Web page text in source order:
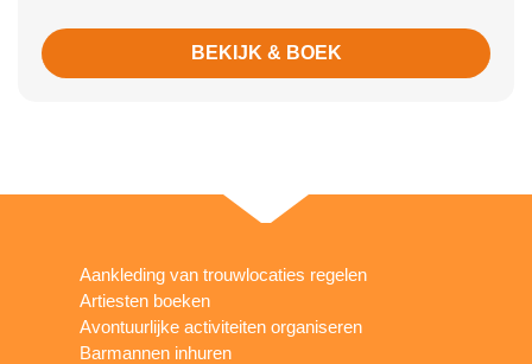
BEKIJK & BOEK
Aankleding van trouwlocaties regelen
Artiesten boeken
Avontuurlijke activiteiten organiseren
Barmannen inhuren